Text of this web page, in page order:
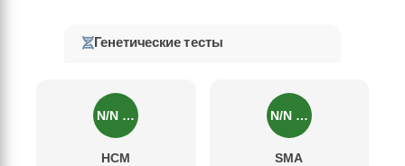
Генетические тесты
N/N …
HCM
N/N …
SMA